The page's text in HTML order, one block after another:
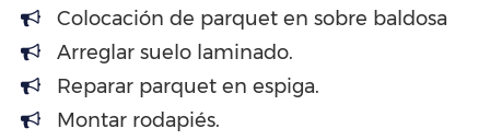
Colocación de parquet en sobre baldosa
Arreglar suelo laminado.
Reparar parquet en espiga.
Montar rodapiés.